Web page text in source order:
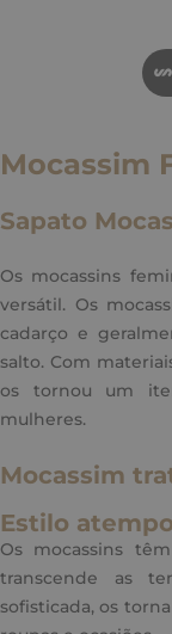
Mocassim
Sapato
Os mocassins
versátil. Os
cadarço e
salto. Com
os tornou um
mulheres.
Mocassim
Estilo
Os mocassins
transcende as
sofisticada, os